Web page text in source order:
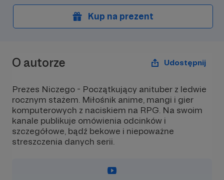
Kup na prezent
O autorze Udostępnij
Prezes Niczego - Początkujący anituber z ledwie
rocznym stażem. Miłośnik anime, mangi i gier
komputerowych z naciskiem na RPG. Na swoim
kanale publikuje omówienia odcinków i
szczegółowe, bądź bekowe i niepoważne
streszczenia danych serii.